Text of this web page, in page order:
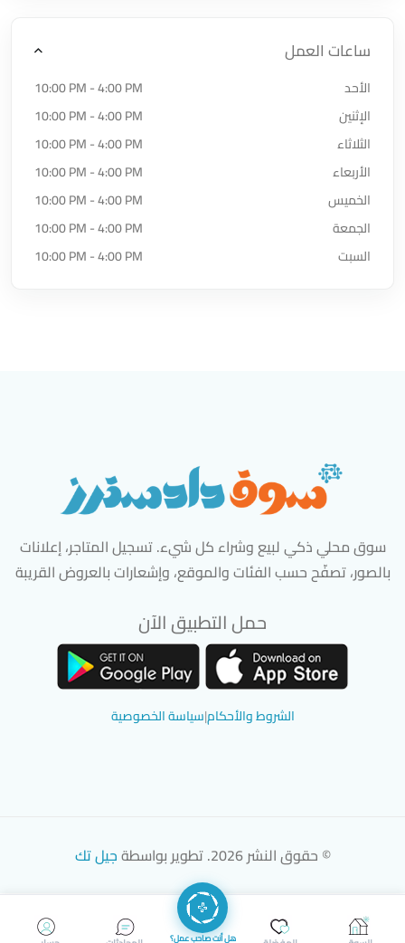
ساعات العمل
الأحد
10:00 PM - 4:00 PM
الإثنين
10:00 PM - 4:00 PM
الثلاثاء
10:00 PM - 4:00 PM
الأربعاء
10:00 PM - 4:00 PM
الخميس
10:00 PM - 4:00 PM
الجمعة
10:00 PM - 4:00 PM
السبت
10:00 PM - 4:00 PM
سوق محلي ذكي لبيع وشراء كل شيء. تسجيل المتاجر، إعلانات
بالصور، تصفّح حسب الفئات والموقع، وإشعارات بالعروض القريبة
حمل التطبيق الآن
الشروط والأحكام|سياسة الخصوصية
© حقوق النشر 2026. تطوير بواسطة جيل تك
هل أنت صاحب عمل؟